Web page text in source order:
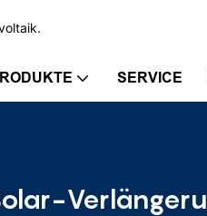
SERVICE